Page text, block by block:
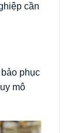
cần
phục
mô